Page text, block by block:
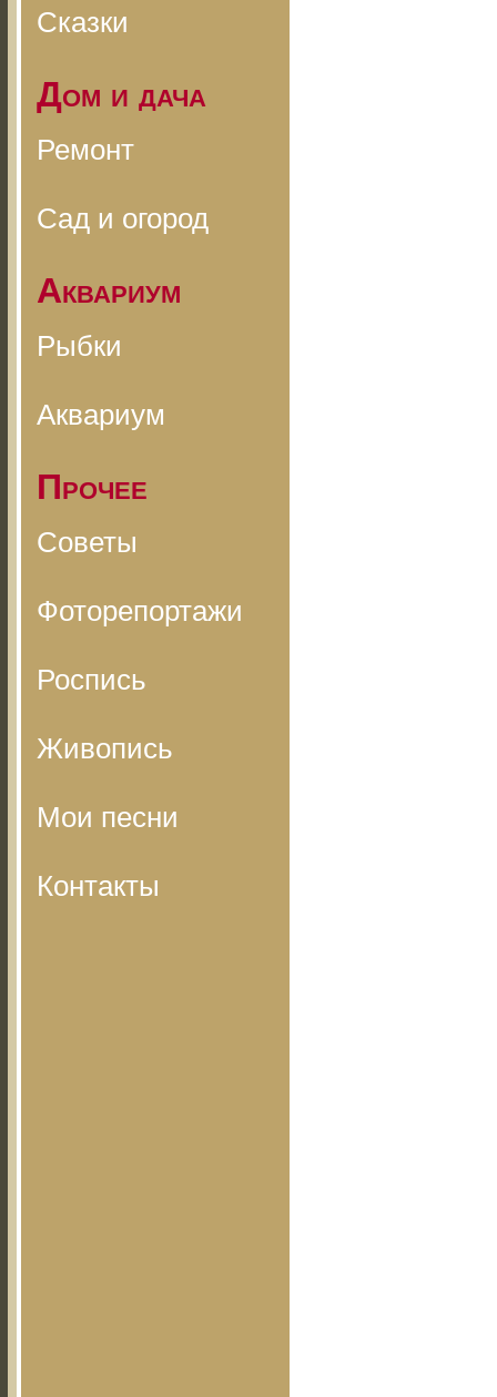
Сказки
Дом и дача
Ремонт
Сад и огород
Аквариум
Рыбки
Аквариум
Прочее
Советы
Фоторепортажи
Роспись
Живопись
Мои песни
Контакты